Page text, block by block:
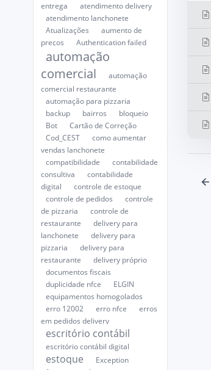
entrega
atendimento delivery
atendimento lanchonete
Atualizações
aumento de
preços
Authentication failed
automação
comercial
automação
comercial restaurante
automação para pizzaria
backup
bairros
bloqueio
Bot
Cartão de Correção
Cod_CEST
como aumentar
vendas lanchonete
compatibilidade
contabilidade
consultiva
contabilidade
digital
controle de estoque
controle de pedidos
controle
de pizzaria
controle de
restaurante
delivery para
lanchonete
delivery para
pizzaria
delivery para
restaurante
delivery próprio
documentos fiscais
duplicidade nfce
ELGIN
equipamentos homogolados
erro 12002
erro nfce
erros
em pedidos delivery
escritório contábil
escritório contábil digital
estoque
Exception